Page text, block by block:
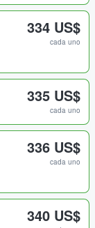
334 US$
cada uno
335 US$
cada uno
336 US$
cada uno
340 US$